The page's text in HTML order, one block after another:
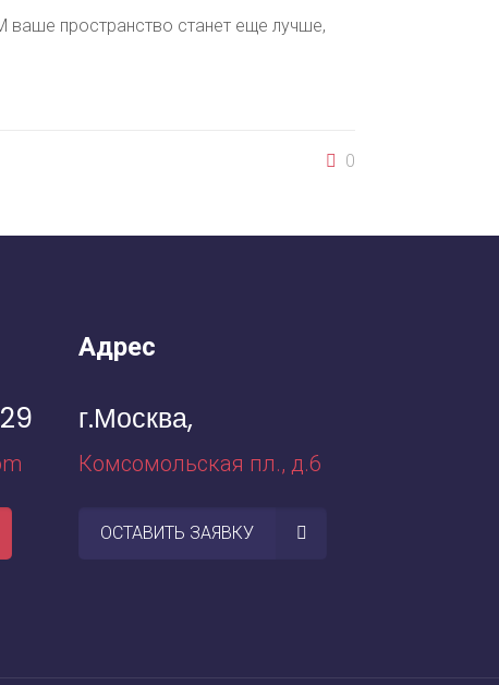
пространство станет еще лучше,
0
Адрес
г.Москва,
Комсомольская пл., д.6
ОСТАВИТЬ ЗАЯВКУ